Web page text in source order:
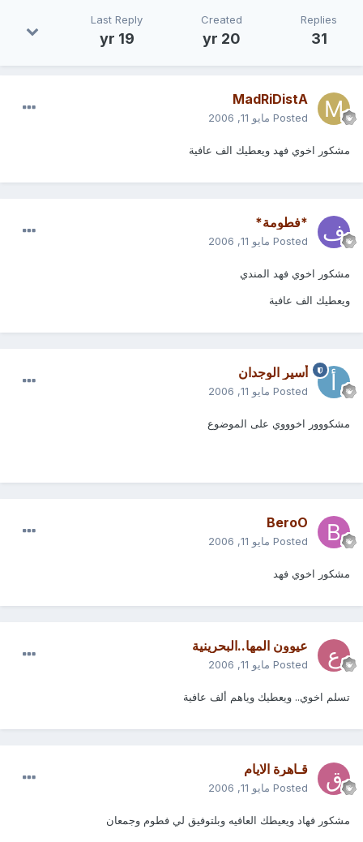
Replies
31
Created
20 yr
Last Reply
19 yr
MadRiDistA
Posted مايو 11, 2006
مشكور اخوي فهد ويعطيك الف عافية
*فطومة*
Posted مايو 11, 2006
مشكور اخوي فهد المندي
ويعطيك الف عافية
أسير الوجدان
Posted مايو 11, 2006
مشكووور اخوووي على الموضوع
BeroO
Posted مايو 11, 2006
مشكور اخوي فهد
عيوون المها..البحرينية
Posted مايو 11, 2006
تسلم اخوي.. ويعطيك وياهم ألف عافية
قـاهرة الايام
Posted مايو 11, 2006
مشكور فهاد ويعيطك العافيه وبلتوفيق لي فطوم وجمعان